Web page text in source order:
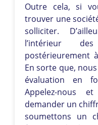
Outre cela, si
trouver une
solliciter.
l’intérieur
postérieurement
En sorte que,
évaluation en
Appelez-nous
demander un
soumettons un